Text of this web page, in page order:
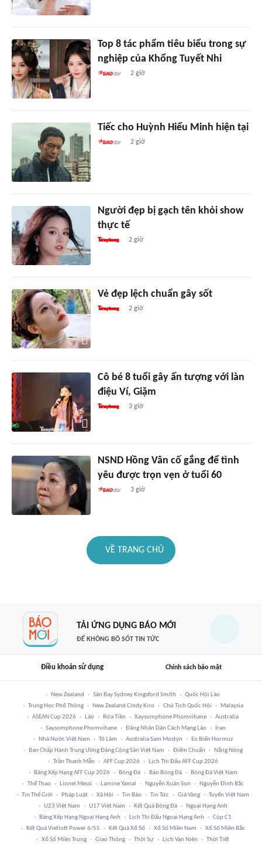
Top 8 tác phẩm tiêu biểu trong sự
nghiệp của Khổng Tuyết Nhi
2 giờ
Tiếc cho Huỳnh Hiểu Minh hiện tại
2 giờ
Người đẹp bị gạch tên khỏi show
thực tế
2 giờ
Vẻ đẹp lệch chuẩn gây sốt
2 giờ
Cô bé 8 tuổi gây ấn tượng với làn
điệu Ví, Giặm
3 giờ
NSND Hồng Vân cố gắng để tình
yêu được trọn vẹn ở tuổi 60
3 giờ
VỀ TRANG CHỦ
TẢI ỨNG DỤNG BÁO MỚI
ĐỂ KHÔNG BỎ SÓT TIN TỨC
Điều khoản sử dụng Chính sách bảo mật
New Zealand Sân Bay Sydney Kingsford Smith
Quốc Hội Lào
Trung Học Phổ Thông
New Zealand Cindy Kiro Chủ Tịch Quốc Hội
Malaysia
ASEAN Cup 2026
Lào Rửa Tiền Xaysomphone Phomvihane
Australia
Saysomphone Phomvihane
Đảng Nhân Dân Cách Mạng Lào
Iran
Nhà Nước Việt Nam
Tô Lâm Australia Sam Mostyn
Eo Biển Hormuz
Ban Chấp Hành Trung Ương Đảng Cộng Sản Việt Nam
Điểm Chuẩn
Nắng Nóng
Trần Thanh Mẫn
AFF Cup 2026
Lịch Thi Đấu AFF Cup 2026
Bảng Xếp Hạng AFF Cup 2026
Bóng Đá Báo Bóng Đá
Bóng Đá Việt Nam
Thể Thao
Lionel Messi Lamine Yamal Nguyễn Xuân Son
Nguyễn Đình Bắc
Tin Thế Giới
Pháp Luật Xã Hội Tin Bão Tin Tức Giá Vàng
Tuyển Việt Nam
U23 Việt Nam
U17 Việt Nam Kết Quả Bóng Đá
Ngoại Hạng Anh
Bảng Xếp Hạng Ngoại Hạng Anh
Lịch Thi Đấu Ngoại Hạng Anh
Cúp C1
Kết Quả Vietlott Power 6/55
Kết Quả Xổ Số Xổ Số Miền Nam
Xổ Số Miền Bắc
Xổ Số Miền Trung
Giao Thông Thời Sự Lịch Vạn Niên Thời Tiết